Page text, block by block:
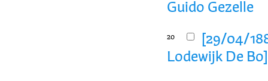
Guido Gezelle
20
[29/04/
Lodewijk De Bo]